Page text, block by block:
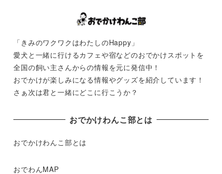
「きみのワクワクはわたしのHappy」
愛犬と一緒に行けるカフェや宿などのおでかけスポットを
全国の飼い主さんからの情報を元に発信中！
おでかけが楽しみになる情報やグッズを紹介しています！
さぁ次は君と一緒にどこに行こうか？
おでかけわんこ部とは
おでかけわんこ部とは
おでわんMAP